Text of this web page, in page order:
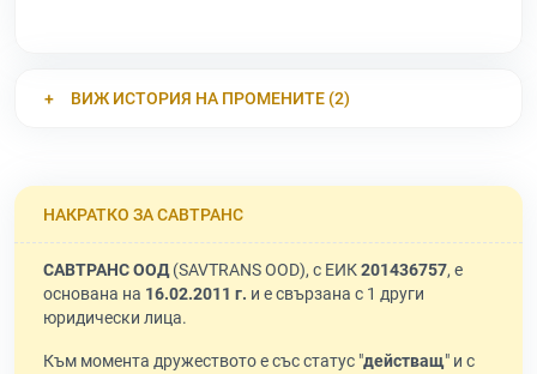
ВИЖ ИСТОРИЯ НА ПРОМЕНИТЕ (2)
НАКРАТКО ЗА САВТРАНС
САВТРАНС ООД(SAVTRANS OOD), с ЕИК201436757, е
основана на 16.02.2011 г. и е свързана с 1 други
юридически лица.
Към момента дружеството е със статус "действащ" и с